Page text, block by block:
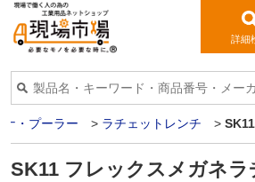
詳細
・プーラー > ラチェットレンチ >
SK11 フレックスメガネラ